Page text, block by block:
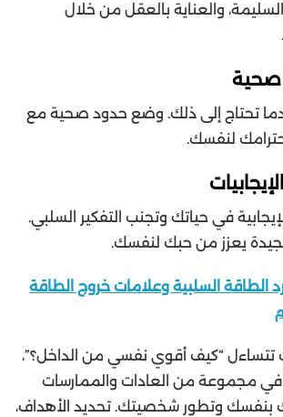
السليمة، والعناية بالعقل من خلال
تحتاج إلى ذلك. وضع حدود صحية مع
لنفسك.
في حياتك وتجنب التفكير السلبي.
الجيدة يعزز من حبك لنفسك.
الطاقة السلبية وعلامات خروج الطاقة
تتساءل “كيف أقوي نفسي من الداخل؟”،
في مجموعة من العادات والممارسات
بنفسك وتطور شخصيتك. تحديد الأهداف،